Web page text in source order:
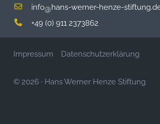
info@hans-werner-henze-
+49 (0) 911 2373862
Impressum Datenschutzerklärung
© 2026 · Hans Werner Henze Stiftung